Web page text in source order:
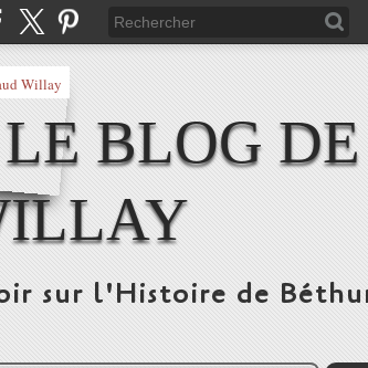
BLOG DE
sur l'Histoire de